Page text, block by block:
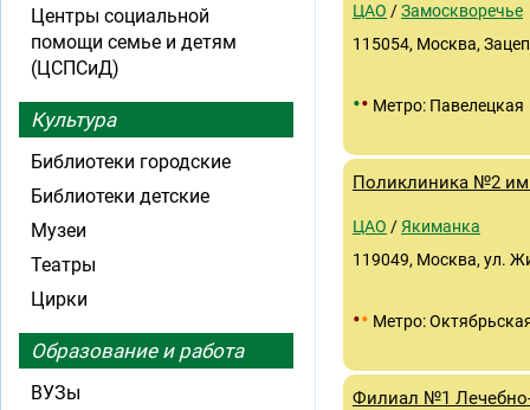
ЦАО /Замоскворечье
115054, Москва,
•• Метро: Павелецкая
Поликлиника №2
ЦАО / Якиманка
119049, Москва, ул.
•• Метро:
Филиал №1
Центры социальной
помощи семье и детям
(ЦСПСиД)
Культура
Библиотеки городские
Библиотеки детские
Музеи
Театры
Цирки
Образование и работа
ВУЗы